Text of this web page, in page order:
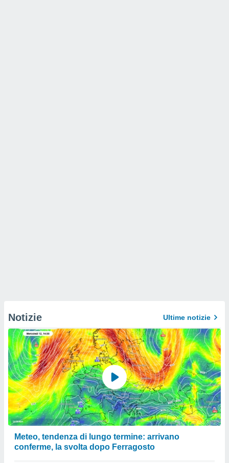
Notizie Ultime notizie
Meteo, tendenza di lungo termine: arrivano
conferme, la svolta dopo Ferragosto